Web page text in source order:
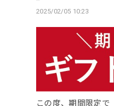
2025/02/05 10:23
この度、期間限定で